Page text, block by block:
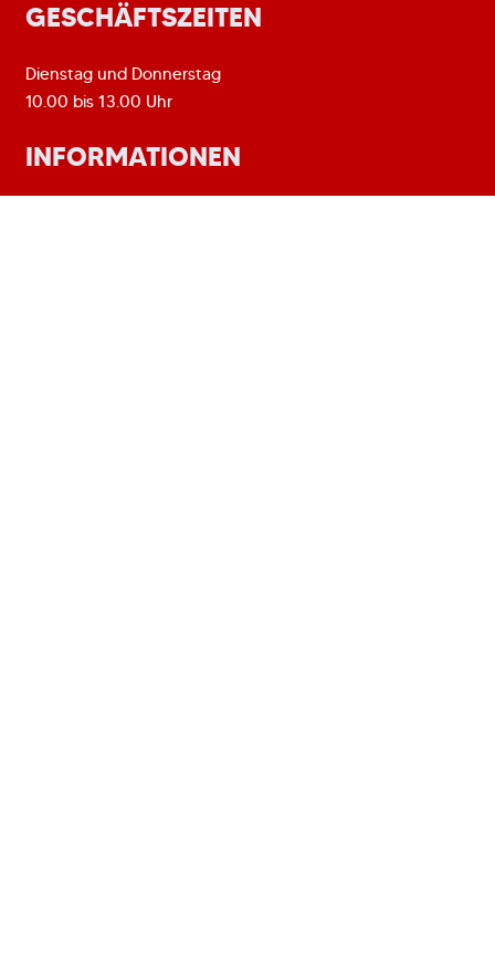
GESCHÄFTSZEITEN
Dienstag und Donnerstag
10.00 bis 13.00 Uhr
INFORMATIONEN